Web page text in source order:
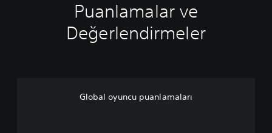
Puanlamalar ve
Değerlendirmeler
Global oyuncu puanlamaları